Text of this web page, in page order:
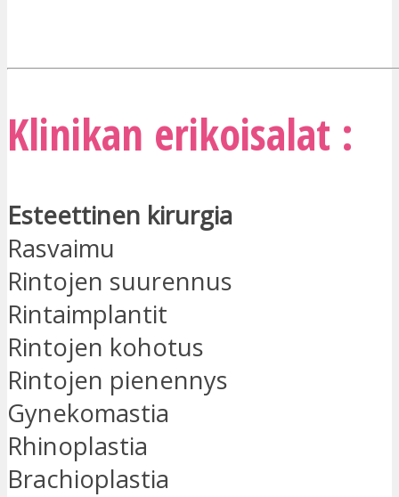
Klinikan erikoisalat :
Esteettinen kirurgia
Rasvaimu
Rintojen suurennus
Rintaimplantit
Rintojen kohotus
Rintojen pienennys
Gynekomastia
Rhinoplastia
Brachioplastia